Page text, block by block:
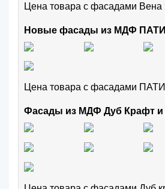
Цена товара с фасадами Вена
Новые фасады из МДФ
Цена товара с фасадами
Фасады из МДФ Дуб Крафт и